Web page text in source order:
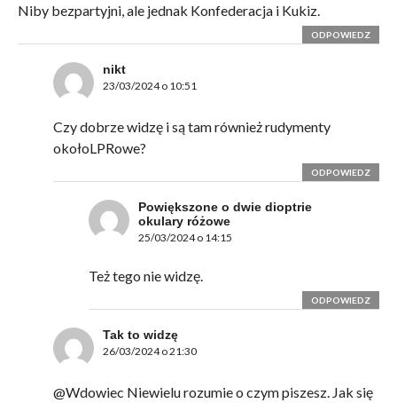
Niby bezpartyjni, ale jednak Konfederacja i Kukiz.
ODPOWIEDZ
nikt
23/03/2024 o 10:51
Czy dobrze widzę i są tam również rudymenty
okołoLPRowe?
ODPOWIEDZ
Powiększone o dwie dioptrie
okulary różowe
25/03/2024 o 14:15
Też tego nie widzę.
ODPOWIEDZ
Tak to widzę
26/03/2024 o 21:30
@Wdowiec Niewielu rozumie o czym piszesz. Jak się